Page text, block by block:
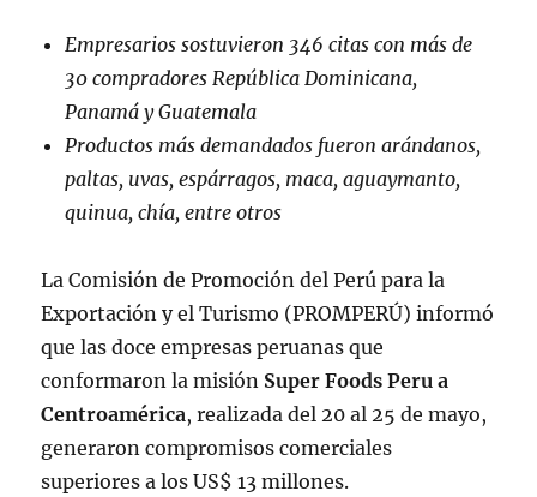
Empresarios sostuvieron 346 citas con más de
30 compradores República Dominicana,
Panamá y Guatemala
Productos más demandados fueron arándanos,
paltas, uvas, espárragos, maca, aguaymanto,
quinua, chía, entre otros
La Comisión de Promoción del Perú para la
Exportación y el Turismo (PROMPERÚ) informó
que las doce empresas peruanas que
conformaron la misión Super Foods Peru a
Centroamérica, realizada del 20 al 25 de mayo,
generaron compromisos comerciales
superiores a los US$ 13 millones.